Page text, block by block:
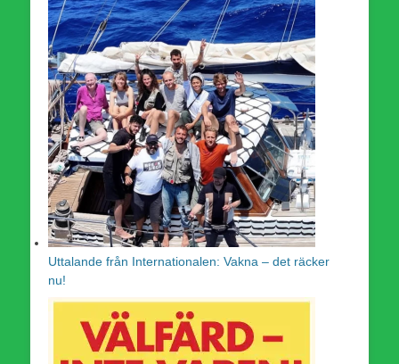
Uttalande från Internationalen: Vakna – det räcker
nu!